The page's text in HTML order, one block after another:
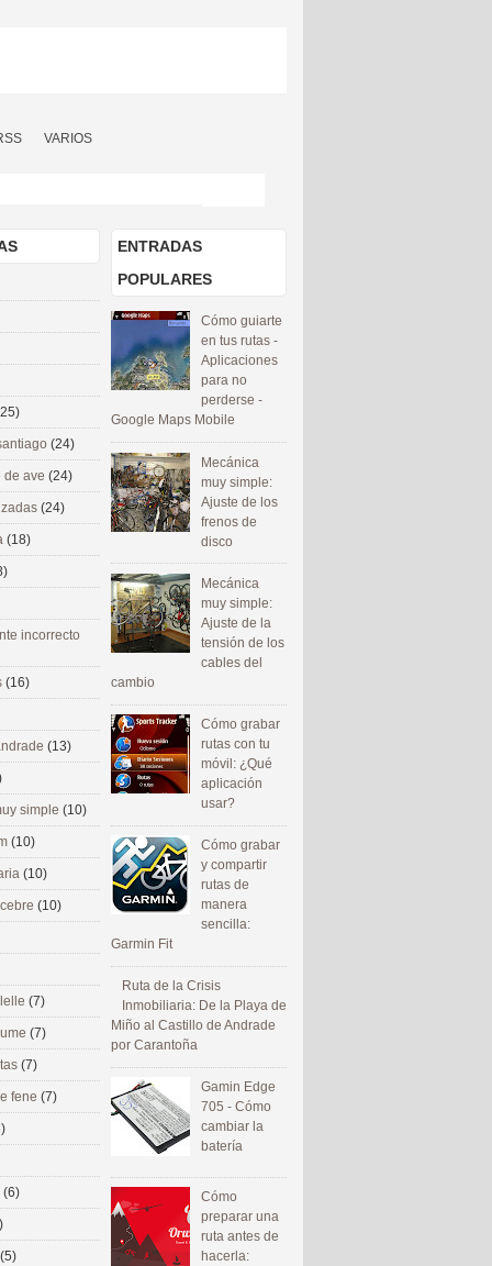
VARIOS
ENTRADAS
POPULARES
Cómo guiarte
en tus rutas -
Aplicaciones
para no
perderse -
Google Maps Mobile
Mecánica
muy simple:
Ajuste de los
frenos de
disco
Mecánica
muy simple:
Ajuste de la
tensión de los
cables del
cambio
Cómo grabar
rutas con tu
móvil: ¿Qué
aplicación
usar?
Cómo grabar
y compartir
rutas de
manera
sencilla:
Garmin Fit
Ruta de la Crisis
Inmobiliaria: De la Playa de
Miño al Castillo de Andrade
por Carantoña
Gamin Edge
705 - Cómo
cambiar la
batería
Cómo
preparar una
ruta antes de
hacerla:
(24)
de ave (24)
(24)
(18)
incorrecto
(16)
(13)
simple (10)
(10)
(10)
(10)
(7)
(7)
(7)
fene (7)
(6)
(5)